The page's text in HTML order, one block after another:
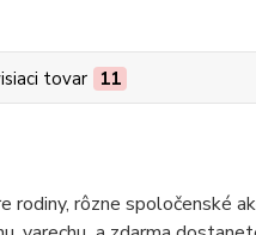
tovar 11
rodiny, rôzne spoločenské